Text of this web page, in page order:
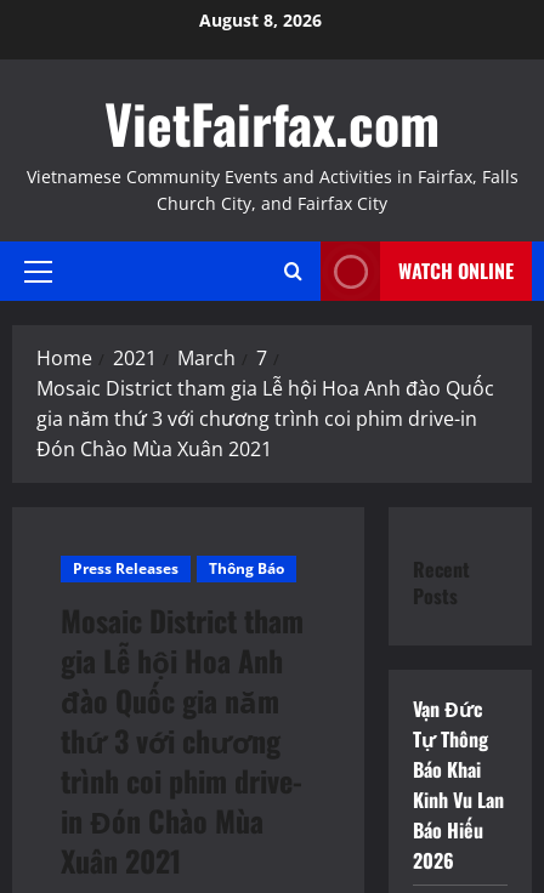
August 8, 2026
VietFairfax.com
Vietnamese Community Events and Activities in Fairfax, Falls
Church City, and Fairfax City
Primary
WATCH ONLINE
Home 2021 March
7
Mosaic District tham gia Lễ hội Hoa Anh đào Quốc
gia năm thứ 3 với chương trình coi phim drive-in
Đón Chào Mùa Xuân 2021
Press Releases Thông Báo
Mosaic District tham
gia Lễ hội Hoa Anh
đào Quốc gia năm
thứ 3 với chương
trình coi phim drive-
in Đón Chào Mùa
Xuân 2021
Recent
Posts
Vạn Đức
Tự Thông
Báo Khai
Kinh Vu Lan
Báo Hiếu
2026